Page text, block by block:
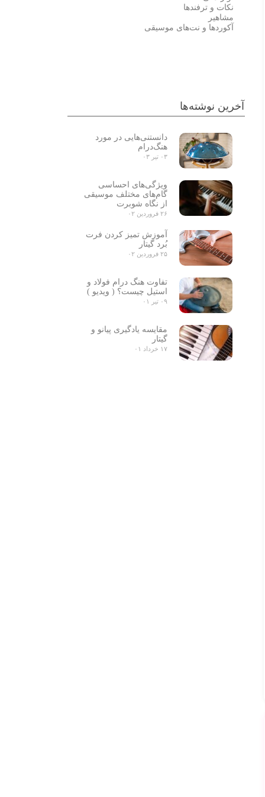
نکات و ترفندها
مشاهیر
آکوردها و نت‌های موسیقی
آخرین نوشته‌ها
دانستنی‌هایی در مورد
هنگ‌درام
۰۳ تیر ۰۳
ویژگی‌های احساسی
گام‌های مختلف موسیقی
از نگاه شوبرت
۲۶ فروردین ۰۲
آموزش تمیز کردن فرت
بُرد گیتار
۲۵ فروردین ۰۲
تفاوت هنگ درام فولاد و
استیل چیست؟ ( ویدیو )
۰۹ تیر ۰۱
مقایسه یادگیری پیانو و
گیتار
۱۷ خرداد ۰۱